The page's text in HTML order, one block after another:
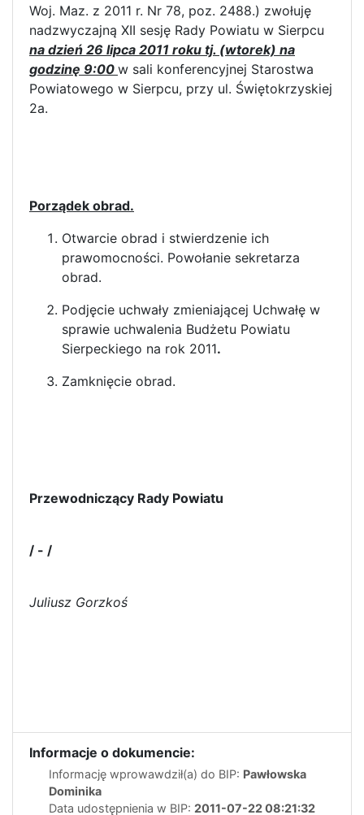
Woj. Maz. z 2011 r. Nr 78, poz. 2488.) zwołuję
nadzwyczajną XII sesję Rady Powiatu w Sierpcu
na dzień 26 lipca 2011 roku tj. (wtorek) na
godzinę 9:00 w sali konferencyjnej Starostwa
Powiatowego w Sierpcu, przy ul. Świętokrzyskiej
2a.
Porządek obrad.
Otwarcie obrad i stwierdzenie ich
prawomocności. Powołanie sekretarza
obrad.
Podjęcie uchwały zmieniającej Uchwałę w
sprawie uchwalenia Budżetu Powiatu
Sierpeckiego na rok 2011.
Zamknięcie obrad.
Przewodniczący Rady Powiatu
/ - /
Juliusz Gorzkoś
Informacje o dokumencie:
Informację wprowawdził(a) do BIP: Pawłowska
Dominika
Data udostępnienia w BIP: 2011-07-22 08:21:32